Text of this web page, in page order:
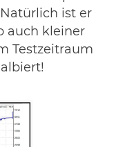
ist er
auch kleiner
Testzeitraum